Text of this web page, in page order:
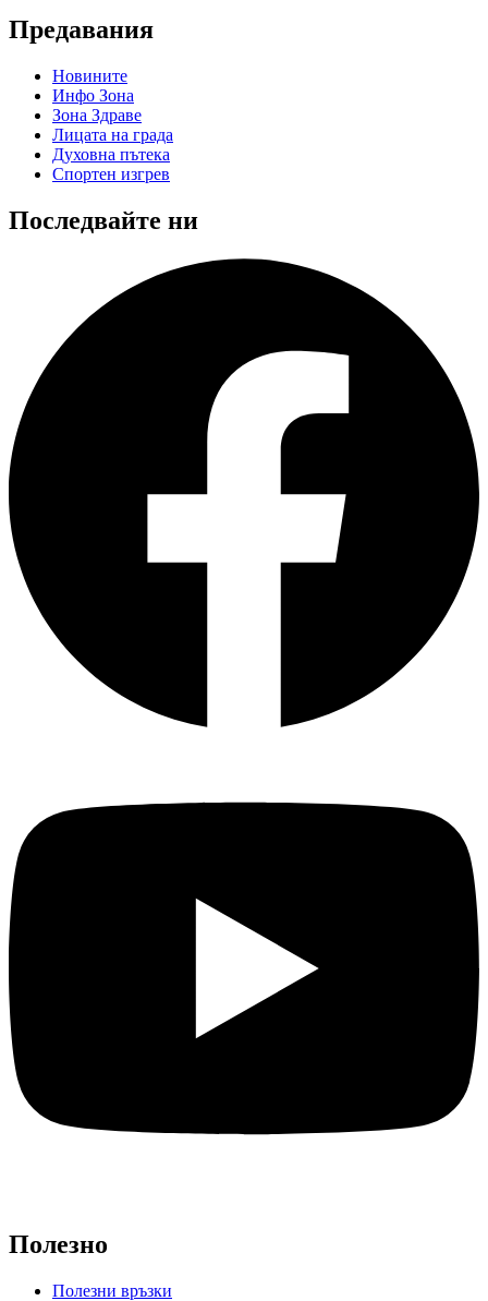
Предавания
Новините
Инфо Зона
Зона Здраве
Лицата на града
Духовна пътека
Спортен изгрев
Последвайте ни
Полезно
Полезни връзки